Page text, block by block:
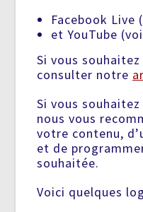
Facebook Live
et YouTube
Si vous
consulter notre
Si vous
nous vous
votre contenu,
et de
souhaitée.
Voici quelques